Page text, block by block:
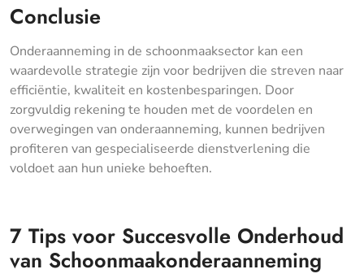
Conclusie
Onderaanneming in de schoonmaaksector kan een
waardevolle strategie zijn voor bedrijven die streven naar
efficiëntie, kwaliteit en kostenbesparingen. Door
zorgvuldig rekening te houden met de voordelen en
overwegingen van onderaanneming, kunnen bedrijven
profiteren van gespecialiseerde dienstverlening die
voldoet aan hun unieke behoeften.
7 Tips voor Succesvolle Onderhoud
van Schoonmaakonderaanneming